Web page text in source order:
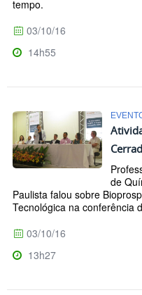
tempo.
03/10/16
14h55
de
Paulista falou sobre
Tecnológica na conferência
03/10/16
13h27